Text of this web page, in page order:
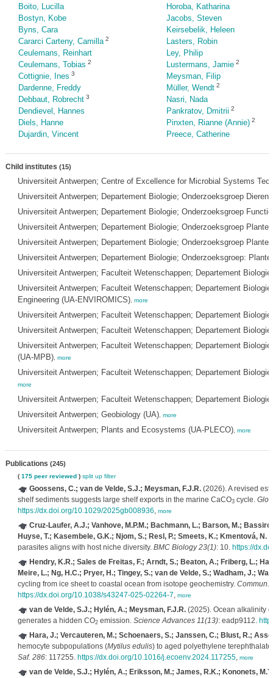
Boito, Lucilla
Bostyn, Kobe
Byns, Cara
Cararci Carteny, Camilla 2
Ceulemans, Reinhart
Ceulemans, Tobias 2
Cottignie, Ines 3
Dardenne, Freddy
Debbaut, Robrecht 3
Dendievel, Hannes
Diels, Hanne
Dujardin, Vincent
Horoba, Katharina
Jacobs, Steven
Keirsebelik, Heleen
Lasters, Robin
Ley, Philip
Lustermans, Jamie 2
Meysman, Filip
Müller, Wendt 2
Nasri, Nada
Pankratov, Dmitrii 2
Pinxten, Rianne (Annie) 2
Preece, Catherine
Child institutes (15)
Universiteit Antwerpen; Centre of Excellence for Microbial Systems
Universiteit Antwerpen; Departement Biologie; Onderzoeksgroep
Universiteit Antwerpen; Departement Biologie; Onderzoeksgroep
Universiteit Antwerpen; Departement Biologie; Onderzoeksgroep
Universiteit Antwerpen; Departement Biologie; Onderzoeksgroep
Universiteit Antwerpen; Departement Biologie; Onderzoeksgroep:
Universiteit Antwerpen; Faculteit Wetenschappen; Departement
Universiteit Antwerpen; Faculteit Wetenschappen; Departement
Engineering (UA-ENVIROMICS), more
Universiteit Antwerpen; Faculteit Wetenschappen; Departement
Universiteit Antwerpen; Faculteit Wetenschappen; Departement
Universiteit Antwerpen; Faculteit Wetenschappen; Departement
(UA-MPB), more
Universiteit Antwerpen; Faculteit Wetenschappen; Departement
more
Universiteit Antwerpen; Faculteit Wetenschappen; Departement
Universiteit Antwerpen; Geobiology (UA), more
Universiteit Antwerpen; Plants and Ecosystems (UA-PLECO), more
Publications (245)
( 175 peer reviewed) split up filter
Goossens, C.; van de Velde, S.J.; Meysman, F.J.R.(2026). A revised
shelf sediments suggests large shelf exports in the marine CaCO3cycle.
https://dx.doi.org/10.1029/2025gb008936, more
Cruz-Laufer, A.J.; Vanhove, M.P.M.; Bachmann, L.; Barson, M.;
Huyse, T.; Kasembele, G.K.; Njom, S.; Resl, P.; Smeets, K.; Kmentová, N.
parasites aligns with host niche diversity. BMC Biology 23(1): 10. https://
Hendry, K.R.; Sales de Freitas, F.; Arndt, S.; Beaton, A.; Friberg, L.;
Meire, L.; Ng, H.C.; Pryer, H.; Tingey, S.; van de Velde, S.; Wadham, J.;
cycling from ice sheet to coastal ocean from isotope geochemistry. Commun.
https://dx.doi.org/10.1038/s43247-025-02264-7, more
van de Velde, S.J.; Hylén, A.; Meysman, F.J.R.(2025). Ocean alkalinity
generates a hidden CO2emission. Science Advances 11(13): eadp9112.
Hara, J.; Vercauteren, M.; Schoenaers, S.; Janssen, C.; Blust, R.;
hemocyte subpopulations (Mytilus edulis) to aged polyethylene
Saf. 286: 117255. https://dx.doi.org/10.1016/j.ecoenv.2024.117255, more
van de Velde, S.J.; Hylén, A.; Eriksson, M.; James, R.K.; Kononets,